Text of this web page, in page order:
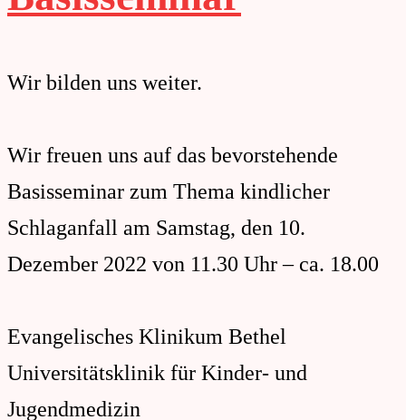
Families"
Wir bilden uns weiter.
Wir freuen uns auf das bevorstehende
Basisseminar zum Thema kindlicher
Schlaganfall am Samstag, den 10.
Dezember 2022 von 11.30 Uhr – ca. 18.00
Evangelisches Klinikum Bethel
Universitätsklinik für Kinder- und
Jugendmedizin